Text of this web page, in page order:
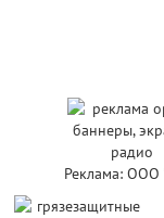
Реклама: ООО